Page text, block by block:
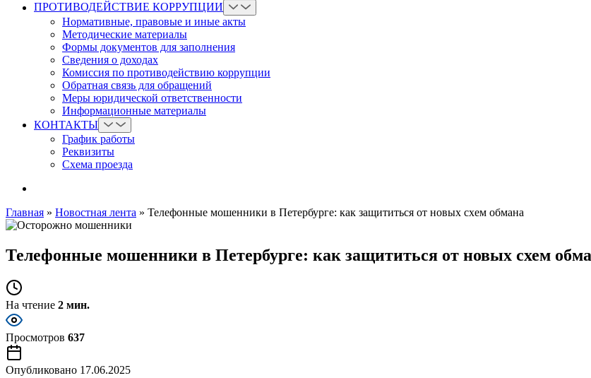
ПРОТИВОДЕЙСТВИЕ КОРРУПЦИИ
Нормативные, правовые и иные акты
Методические материалы
Формы документов для заполнения
Сведения о доходах
Комиссия по противодействию коррупции
Обратная связь для обращений
Меры юридической ответственности
Информационные материалы
КОНТАКТЫ
График работы
Реквизиты
Схема проезда
Главная » Новостная лента » Телефонные мошенники в Петербурге: как защититься от новых схем обмана
Телефонные мошенники в Петербурге: как защититься от новых схем
На чтение 2 мин.
Просмотров 637
Опубликовано 17.06.2025